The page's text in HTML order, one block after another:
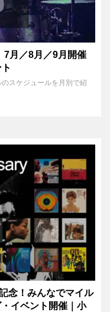
7月／8月／9月開催
スケジュールを月別で紹
念！みんなでマイル
イベント開催｜小